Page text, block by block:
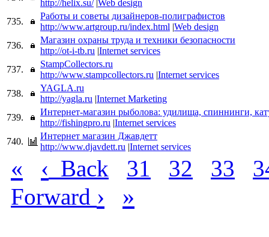
http://helix.su/ |Web design
735.
Работы и советы дизайнеров-полиграфистов
http://www.artgroup.ru/index.html |Web design
736.
Магазин охраны труда и техники безопасности
http://ot-i-tb.ru |Internet services
737.
StampCollectors.ru
http://www.stampcollectors.ru |Internet services
738.
YAGLA.ru
http://yagla.ru |Internet Marketing
739.
Интернет-магазин рыболова: удилища, спиннинги,
http://fishingpro.ru |Internet services
740.
Интернет магазин Джавдетт
http://www.djavdett.ru |Internet services
« ‹ Back 31 32 33
Forward › »